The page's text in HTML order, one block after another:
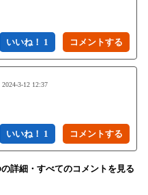
いいね！ 1
2024-3-12 12:37
いいね！ 1
詳細・すべてのコメントを見る